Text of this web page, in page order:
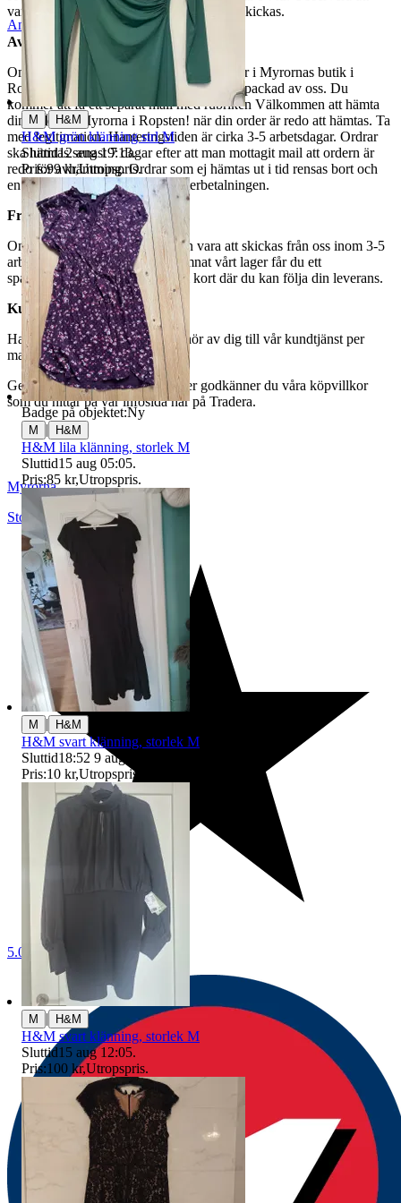
varor märkta endast avhämtning inte kan skickas.
Avhämtning
Om du väljer avhämtning hämtas din order i Myrornas butik i
Ropsten, Kolargatan 2 efter den har blivit packad av oss. Du
kommer att få ett separat mail med rubriken Välkommen att hämta
din order på Myrorna i Ropsten! när din order är redo att hämtas. Ta
med legitimation. Hanteringstiden är cirka 3-5 arbetsdagar. Ordrar
ska hämtas senast 7 dagar efter att man mottagit mail att ordern är
redo för avhämtning. Ordrar som ej hämtas ut i tid rensas bort och
en avgift på 84 kr dras av från återbetalningen.
Frakt
Om du har valt frakt kommer din vara att skickas från oss inom 3-5
arbetsdagar. När din vara har lämnat vårt lager får du ett
spårningsnummer av DSV inom kort där du kan följa din leverans.
Kundservice
Har du frågor eller funderingar hör av dig till vår kundtjänst per
mail: webbshop@myrorna.se
Genom att buda på våra annonser godkänner du våra köpvillkor
som du hittar på vår infosida här på Tradera.
Anmäl Sälj liknande
Myrorna
Stockholm,Sverige
5.0
M | H&M
H&M grön klänning strl M
Sluttid12 aug 19:13.
Pris:99 kr,Utropspris.
Badge på objektet:Ny
M | H&M
H&M lila klänning, storlek M
Sluttid15 aug 05:05.
Pris:85 kr,Utropspris.
M | H&M
H&M svart klänning, storlek M
Sluttid18:52 9 aug 18:52
Pris:10 kr,Utropspris
M | H&M
H&M svart klänning, storlek M
Sluttid15 aug 12:05.
Pris:100 kr,Utropspris.